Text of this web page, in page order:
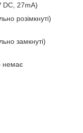
DC, 27mA)
розімкнуті)
замкнуті)
немає